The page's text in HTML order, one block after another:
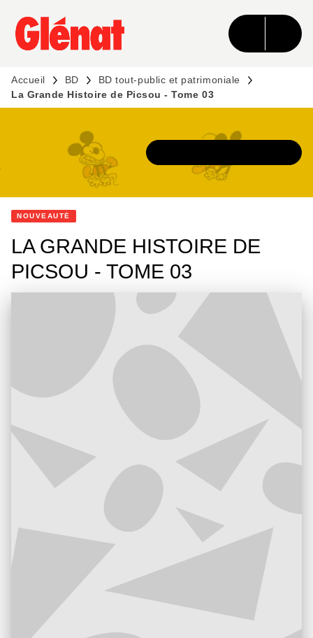
MENU RECHERCHE CONTENU
PIED DE PAGE
Accueil BD
BD tout-public et patrimoniale
La Grande Histoire de Picsou - Tome 03
NOUVEAUTÉ
LA GRANDE HISTOIRE DE
PICSOU - TOME 03